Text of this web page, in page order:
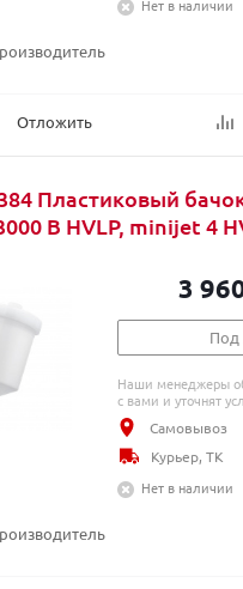
Отложить
Нет в наличии
Пластиковый
B HVLP, minijet 4
3
Под
Наши менеджеры
с вами и уточнят
Самовывоз
Курьер, ТК
Нет в наличии